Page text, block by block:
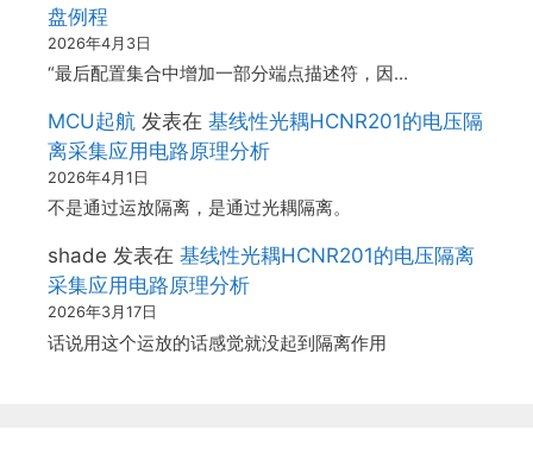
盘例程
2026年4月3日
“最后配置集合中增加一部分端点描述符，因…
MCU起航 发表在 基线性光耦HCNR201的电压隔
离采集应用电路原理分析
2026年4月1日
不是通过运放隔离，是通过光耦隔离。
shade 发表在 基线性光耦HCNR201的电压隔离
采集应用电路原理分析
2026年3月17日
话说用这个运放的话感觉就没起到隔离作用